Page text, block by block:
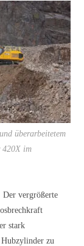
überarbeitetem
420X im
vergrößerte
stark
zu